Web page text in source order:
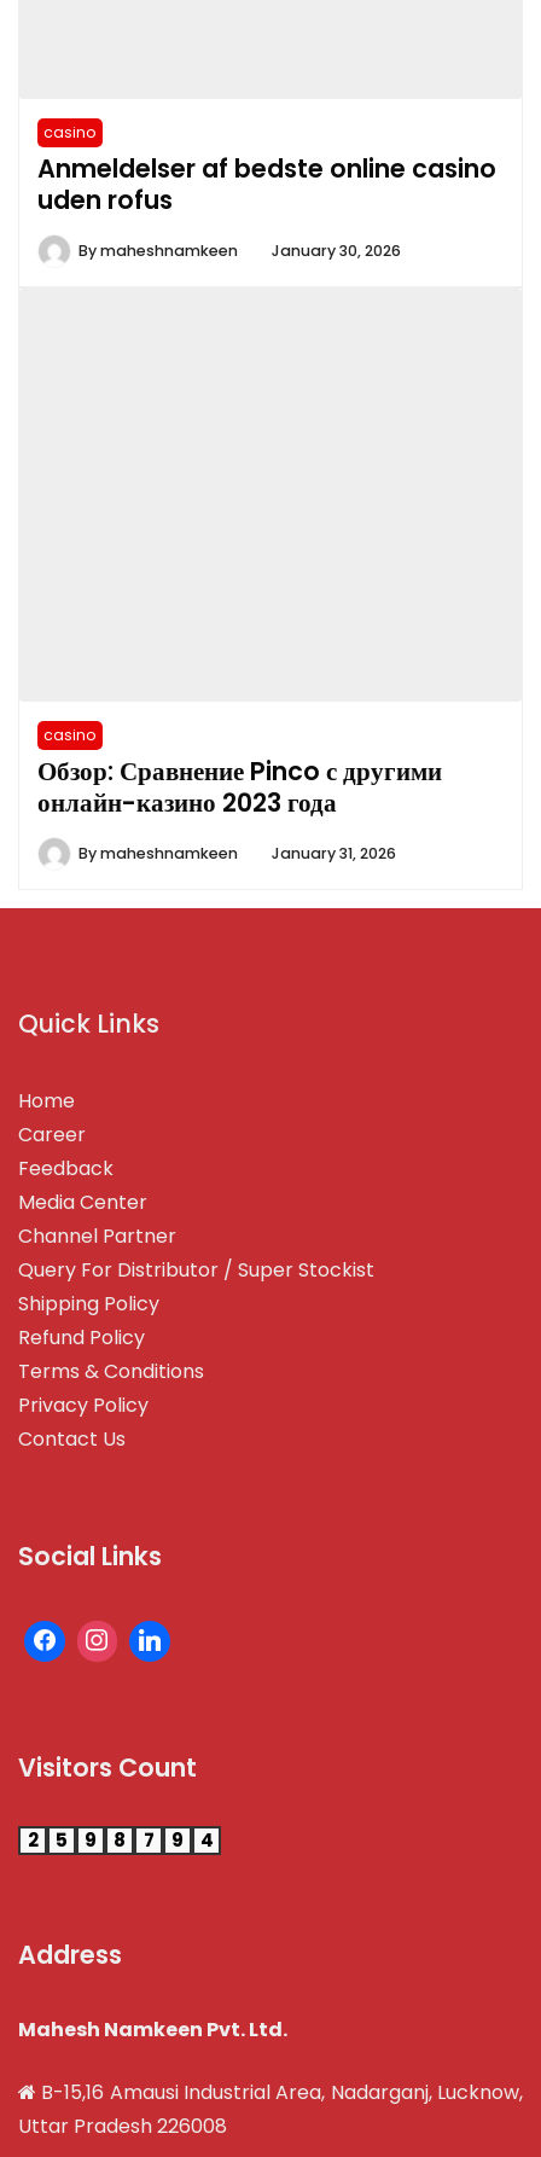
casino
Anmeldelser af bedste online casino
uden rofus
Bymaheshnamkeen January 30, 2026
casino
Обзор: Сравнение Pinco с другими
онлайн-казино 2023 года
Bymaheshnamkeen January 31, 2026
Quick Links
Home
Career
Feedback
Media Center
Channel Partner
Query For Distributor / Super Stockist
Shipping Policy
Refund Policy
Terms & Conditions
Privacy Policy
Contact Us
Social Links
Visitors Count
2 5 9 8 7 9 4
Address
Mahesh Namkeen Pvt. Ltd.
B-15,16 Amausi Industrial Area, Nadarganj, Lucknow,
Uttar Pradesh 226008